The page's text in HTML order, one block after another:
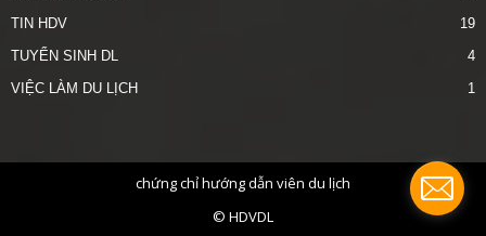
TIN HDV
19
TUYỂN SINH DL
4
VIỆC LÀM DU LỊCH
1
chứng chỉ hướng dẫn viên du lịch
© HDVDL